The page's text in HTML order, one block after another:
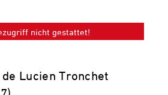
nicht gestattet!
Lucien Tronchet